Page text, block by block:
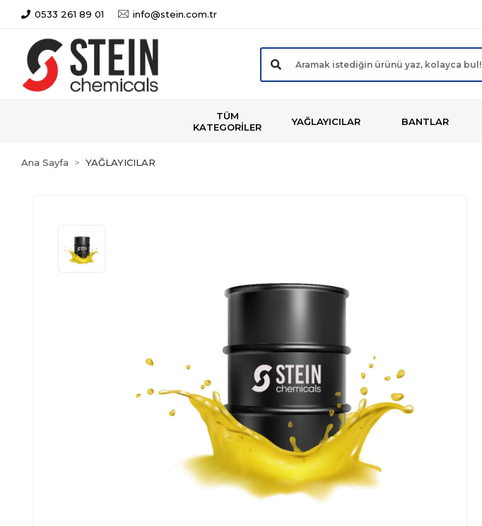
0533 261 89 01 info@stein.com.tr
TÜM
KATEGORİLER
YAĞLAYICILAR BANTLAR
Ana Sayfa YAĞLAYICILAR